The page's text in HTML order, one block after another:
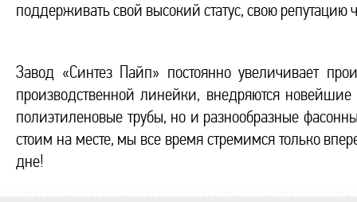
поддерживать свой высокий статус, свою репутацию
Завод «Синтез Пайп» постоянно увеличивает
производственной линейки, внедряются
полиэтиленовые трубы, но и разнообразные
стоим на месте, мы все время стремимся только
дне!